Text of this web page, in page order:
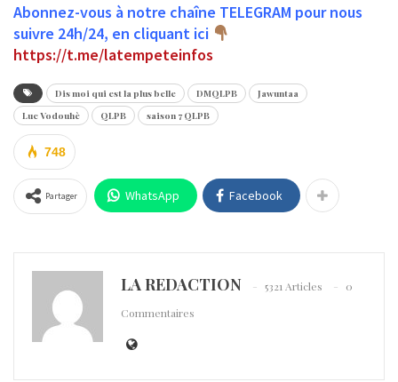
Abonnez-vous à notre chaîne TELEGRAM pour nous
suivre 24h/24, en cliquant ici
https://t.me/latempeteinfos
Dis moi qui est la plus belle DMQLPB
Jawuntaa
Luc Vodouhè
QLPB saison 7 QLPB
748
Partager WhatsApp Facebook
LA REDACTION 5321 Articles
0
Commentaires